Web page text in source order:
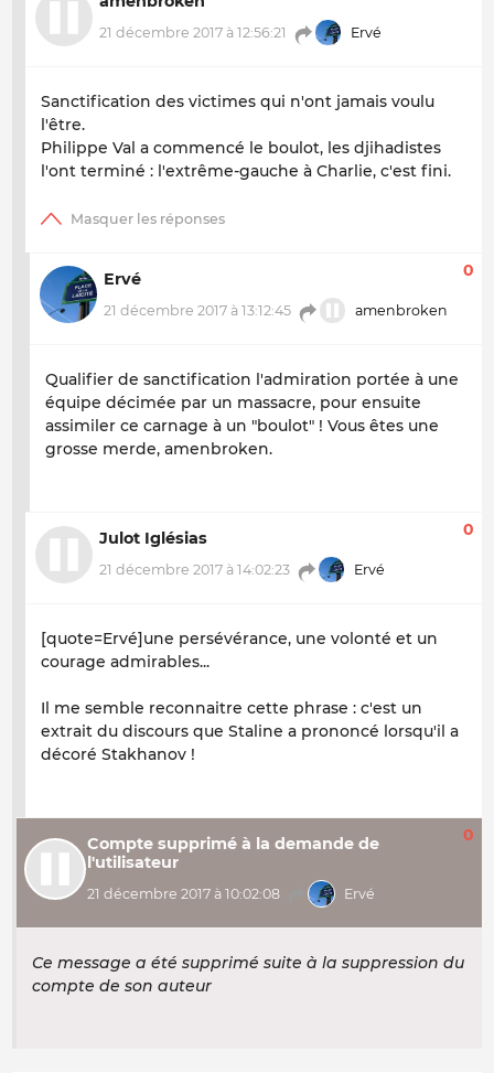
21 décembre 2017 à 12:56:21 Ervé
Sanctification des victimes qui n'ont jamais voulu
l'être.
Philippe Val a commencé le boulot, les djihadistes
l'ont terminé : l'extrême-gauche à Charlie, c'est fini.
Ervé
21 décembre 2017 à 13:12:45 amenbroken
0
Qualifier de sanctification l'admiration portée à une
équipe décimée par un massacre, pour ensuite
assimiler ce carnage à un "boulot" ! Vous êtes une
grosse merde, amenbroken.
Julot Iglésias
21 décembre 2017 à 14:02:23 Ervé
0
[quote=Ervé]une persévérance, une volonté et un
courage admirables...
Il me semble reconnaitre cette phrase : c'est un
extrait du discours que Staline a prononcé lorsqu'il a
décoré Stakhanov !
Compte supprimé à la demande de
l'utilisateur
21 décembre 2017 à 10:02:08 Ervé
0
Ce message a été supprimé suite à la suppression du
compte de son auteur